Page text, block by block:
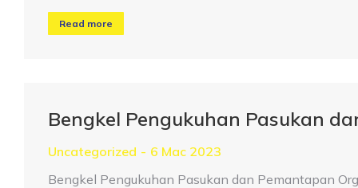
Read more
Bengkel Pengukuhan Pasukan
Uncategorized
6 Mac 2023
Bengkel Pengukuhan Pasukan dan Pemantapan